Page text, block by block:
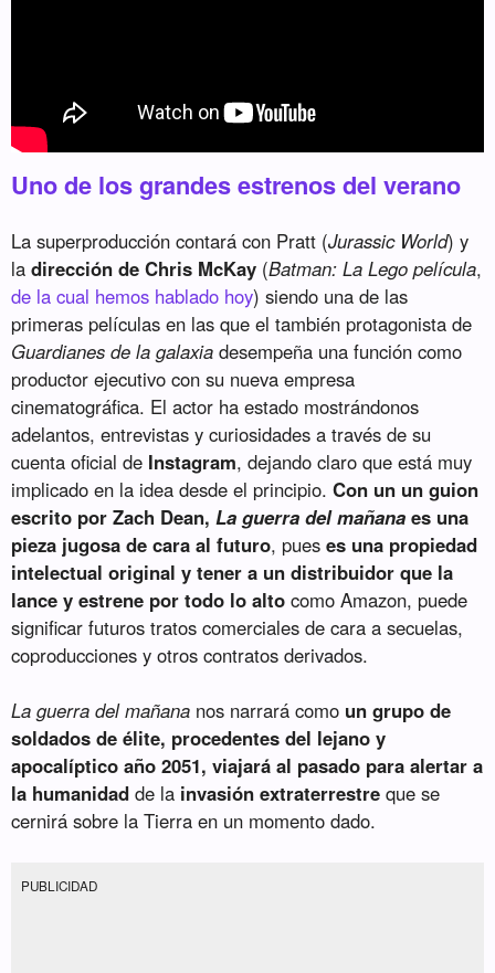
Uno de los grandes estrenos del verano
La superproducción contará con Pratt (Jurassic World) y
ladirección de Chris McKay (Batman: La Lego película,
de la cual hemos hablado hoy) siendo una de las
primeras películas en las que el también protagonista de
Guardianes de la galaxia desempeña una función como
productor ejecutivo con su nueva empresa
cinematográfica. El actor ha estado mostrándonos
adelantos, entrevistas y curiosidades a través de su
cuenta oficial de Instagram, dejando claro que está muy
implicado en la idea desde el principio.Con un un guion
escrito por Zach Dean, La guerra del mañana es una
pieza jugosa de cara al futuro, pues es una propiedad
intelectual original y tener a un distribuidor que la
lance y estrene por todo lo alto como Amazon, puede
significar futuros tratos comerciales de cara a secuelas,
coproducciones y otros contratos derivados.
La guerra del mañana nos narrará como un grupo de
soldados de élite, procedentes del lejano y
apocalíptico año 2051, viajará al pasado para alertar a
la humanidad de la invasión extraterrestre que se
cernirá sobre la Tierra en un momento dado.
PUBLICIDAD